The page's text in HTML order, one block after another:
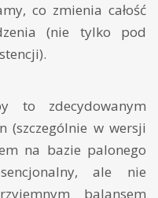
co zmienia całość
(nie tylko pod
to zdecydowanym
(szczególnie w wersji
na bazie palonego
ale nie
balansem